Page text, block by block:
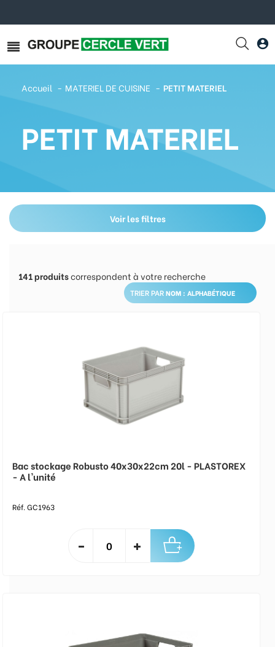
Accueil MATERIEL DE CUISINE PETIT MATERIEL
PETIT MATERIEL
Voir les filtres
141produitscorrespondent à votre recherche
TRIER PAR
Bac stockage Robusto 40x30x22cm 20l - PLASTOREX
- A l'unité
Réf. GC1963